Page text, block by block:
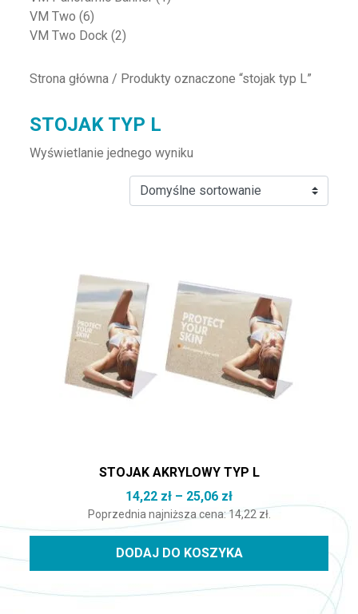
VM Two (6)
VM Two Dock (2)
Strona główna / Produkty oznaczone “stojak typ L”
STOJAK TYP L
Wyświetlanie jednego wyniku
STOJAK AKRYLOWY TYP L
14,22 zł – 25,06 złZakres cen: od 14,22
Poprzednia najniższa cena:14,22 zł.
DODAJ DO KOSZYKA